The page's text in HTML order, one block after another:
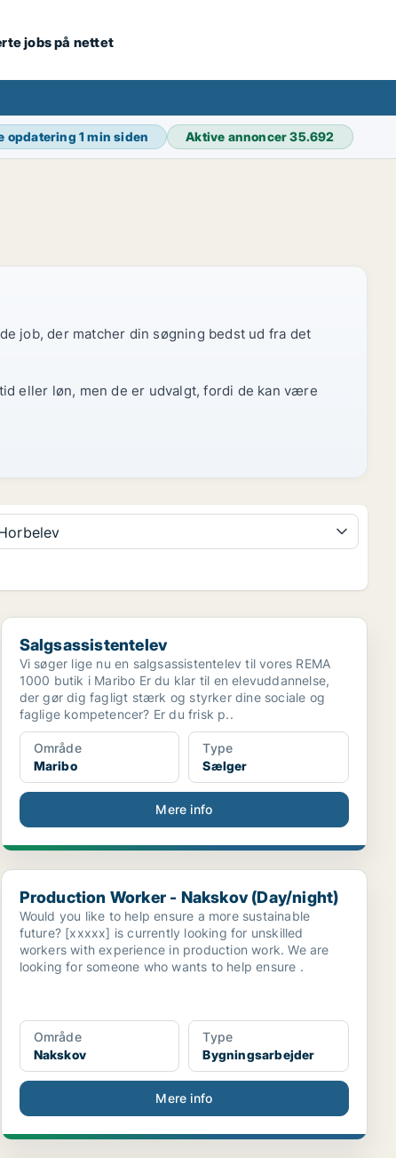
jobs på nettet
opdatering1 min siden Aktive annoncer35.692
job, der matcher din søgning bedst ud fra det
eller løn, men de er udvalgt, fordi de kan være
Salgsassistentelev
Salgsassistentelev
Vi søger lige nu en salgsassistentelev til vores REMA
1000 butik i Maribo Er du klar til en elevuddannelse,
der gør dig fagligt stærk og styrker dine sociale og
faglige kompetencer? Er du frisk p..
Område
Maribo
Type
Sælger
Mere info
Production Worker - Nakskov (Day/night)
Production Worker - Nakskov (Day/night)
Would you like to help ensure a more sustainable
future? [xxxxx] is currently looking for unskilled
workers with experience in production work. We are
looking for someone who wants to help ensure .
Område
Nakskov
Type
Bygningsarbejder
Mere info